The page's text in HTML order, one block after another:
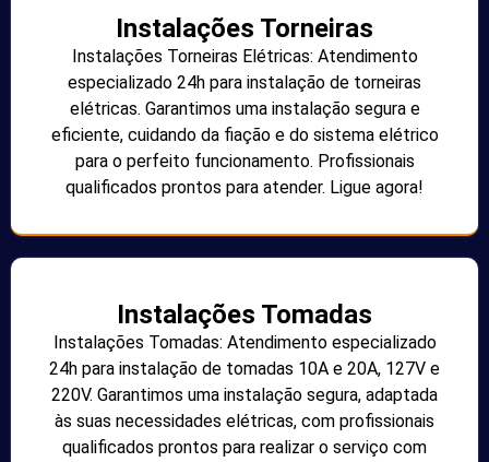
Instalações Torneiras
Instalações Torneiras Elétricas: Atendimento
especializado 24h para instalação de torneiras
elétricas. Garantimos uma instalação segura e
eficiente, cuidando da fiação e do sistema elétrico
para o perfeito funcionamento. Profissionais
qualificados prontos para atender. Ligue agora!
Instalações Tomadas
Instalações Tomadas: Atendimento especializado
24h para instalação de tomadas 10A e 20A, 127V e
220V. Garantimos uma instalação segura, adaptada
às suas necessidades elétricas, com profissionais
qualificados prontos para realizar o serviço com